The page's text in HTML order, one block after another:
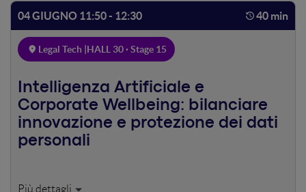
04 GIUGNO 11:50 - 12:30 40 min
Legal Tech | HALL 30 · Stage 15
Intelligenza Artificiale e
Corporate Wellbeing: bilanciare
innovazione e protezione dei dati
personali
Esploreremo come l’AI e il Corporate Wellbeing possano